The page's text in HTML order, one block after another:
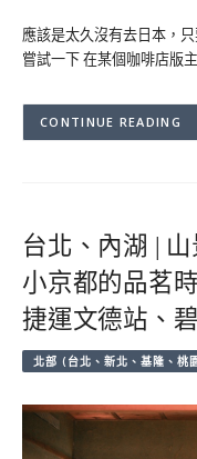
應該是太久沒有去日本，
嘗試一下 在某個咖啡店版
CONTINUE READING
台北、內湖 |
小京都的品茗
捷運文德站、
北部 (台北、新北、基隆、桃